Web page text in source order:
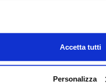
Accetta tutti
Personalizza
Octubre de 2022.